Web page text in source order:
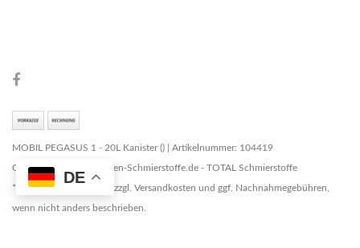
DE
MOBIL PEGASUS 1 - 20L Kanister () | Artikelnummer: 104419
Copyright © 2026 Marken-Schmierstoffe.de - TOTAL Schmierstoffe
* Alle Preise zzgl. MwSt. zzgl. Versandkosten und ggf. Nachnahmegebühren,
wenn nicht anders beschrieben.